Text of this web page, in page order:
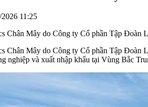
11:25
Chân Mây do Công ty Cổ phần Tập Đoàn
Chân Mây do Công ty Cổ phần Tập Đoàn
nghiệp và xuất nhập khẩu tại Vùng Bắc